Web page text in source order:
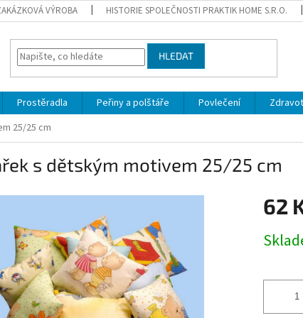
VÝROBA HISTORIE SPOLEČNOSTI PRAKTIK HOME S.R.O.
HLEDAT
Prostěradla Peřiny a polštáře Povlečení
25/25 cm
s dětským motivem 25/25 cm
62
cena: